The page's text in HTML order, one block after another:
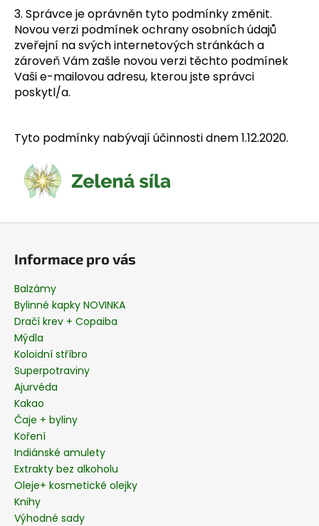
3. Správce je oprávněn tyto podmínky změnit.
Novou verzi podmínek ochrany osobních údajů
zveřejní na svých internetových stránkách a
zároveň Vám zašle novou verzi těchto podmínek
Vaši e-mailovou adresu, kterou jste správci
poskytl/a.
Tyto podmínky nabývají účinnosti dnem 1.12.2020.
Informace pro vás
Balzámy
Bylinné kapky NOVINKA
Dračí krev + Copaiba
Mýdla
Koloidní stříbro
Superpotraviny
Ajurvéda
Kakao
Čaje + byliny
Koření
Indiánské amulety
Extrakty bez alkoholu
Oleje+ kosmetické olejky
Knihy
Výhodné sady